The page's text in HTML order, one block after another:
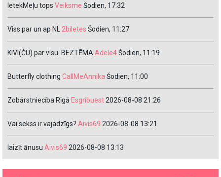
IetekMeļu tops Veiksme Šodien, 17:32
Viss par un ap NL2biletes Šodien, 11:27
KIVI(ČU) par visu. BEZTĒMAAdele4Šodien, 11:19
Butterfly clothing CallMeAnnika Šodien, 11:00
Zobārstniecība Rīgā Esgribuest2026-08-08 21:26
Vai sekss ir vajadzīgs? Aivis69 2026-08-08 13:21
laizīt ānusu Aivis69 2026-08-08 13:13